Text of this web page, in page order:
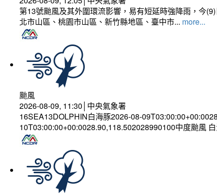
第13號颱風及其外圍環流影響，易有短延時強降雨，今
北市山區、桃園市山區、新竹縣地區、臺中市... more...
颱風
2026-08-09, 11:30│中央氣象署
16SEA13DOLPHIN白海豚2026-08-
10T03:00:00+00:0028.90,118.502028990100中度颱風